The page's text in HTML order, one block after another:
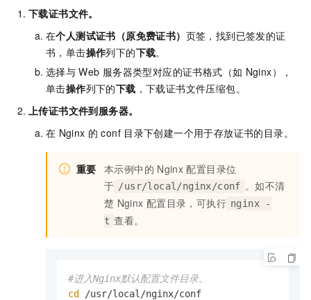
下载证书文件。
在个人测试证书（原免费证书） 页签，找到已签发的证
书，单击操作列下的下载。
选择与 Web 服务器类型对应的证书格式（如 Nginx），
单击操作列下的下载 ，下载证书文件压缩包。
上传证书文件到服务器。
在 Nginx 的 conf 目录下创建一个用于存放证书的目录。
重要 本示例中的 Nginx 配置目录位
于 /usr/local/nginx/conf 。如不清
楚 Nginx 配置目录，可执行 nginx -
t 查看。
#进入Nginx默认配置文件目录。
cd